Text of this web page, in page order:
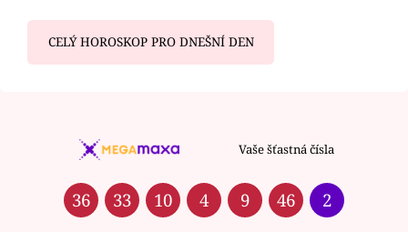
CELÝ HOROSKOP PRO DNEŠNÍ DEN
Vaše šťastná čísla
36 33 10 4 9 46 2